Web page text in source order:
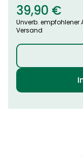
39,90 €
Unverb. empfohlener
Versand